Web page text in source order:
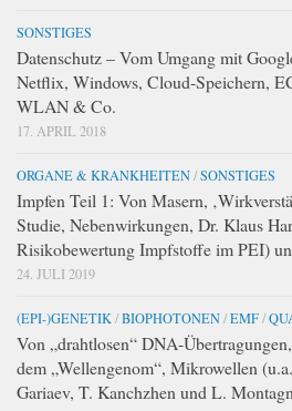
SONSTIGES
Datenschutz – Vom Umgang mit
Netflix, Windows, Cloud-Speichern,
WLAN & Co.
17. APRIL 2018
ORGANE & KRANKHEITEN/SONSTIGES
Impfen Teil 1: Von Masern,
Studie, Nebenwirkungen, Dr. Klaus
Risikobewertung Impfstoffe im PEI)
24. JULI 2019
(EPI-)GENETIK /BIOPHOTONEN/EMF/
Von „drahtlosen“ DNA-
dem „Wellengenom“, Mikrowellen
Gariaev, T. Kanchzhen und L.